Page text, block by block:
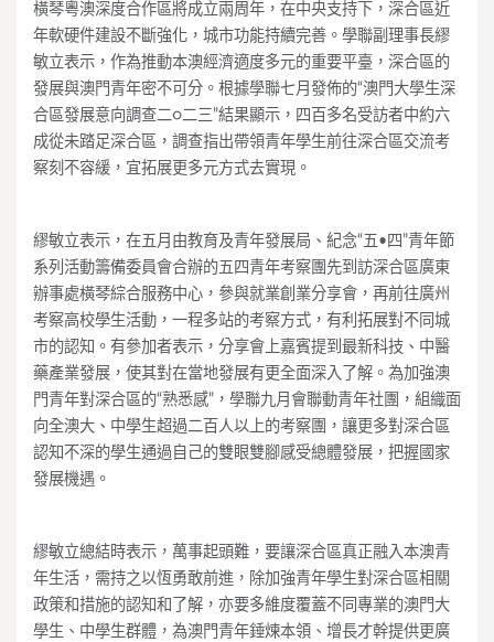
橫琴粵澳深度合作區將成立兩周年，在中央支持下，深合區近
年軟硬件建設不斷強化，城市功能持續完善。學聯副理事長繆
敏立表示，作為推動本澳經濟適度多元的重要平臺，深合區的
發展與澳門青年密不可分。根據學聯七月發佈的“澳門大學生深
合區發展意向調查二○二三”結果顯示，四百多名受訪者中約六
成從未踏足深合區，調查指出帶領青年學生前往深合區交流考
察刻不容緩，宜拓展更多元方式去實現。
繆敏立表示，在五月由教育及青年發展局、紀念“五•四”青年節
系列活動籌備委員會合辦的五四青年考察團先到訪深合區廣東
辦事處橫琴綜合服務中心，參與就業創業分享會，再前往廣州
考察高校學生活動，一程多站的考察方式，有利拓展對不同城
市的認知。有參加者表示，分享會上嘉賓提到最新科技、中醫
藥產業發展，使其對在當地發展有更全面深入了解。為加強澳
門青年對深合區的“熟悉感”，學聯九月會聯動青年社團，組織面
向全澳大、中學生超過二百人以上的考察團，讓更多對深合區
認知不深的學生通過自己的雙眼雙腳感受總體發展，把握國家
發展機遇。
繆敏立總結時表示，萬事起頭難，要讓深合區真正融入本澳青
年生活，需持之以恆勇敢前進，除加強青年學生對深合區相關
政策和措施的認知和了解，亦要多維度覆蓋不同專業的澳門大
學生、中學生群體，為澳門青年錘煉本領、增長才幹提供更廣